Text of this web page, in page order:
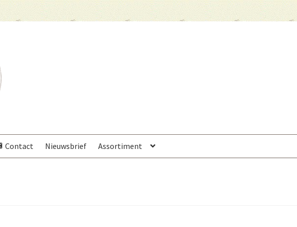
Contact Nieuwsbrief Assortiment